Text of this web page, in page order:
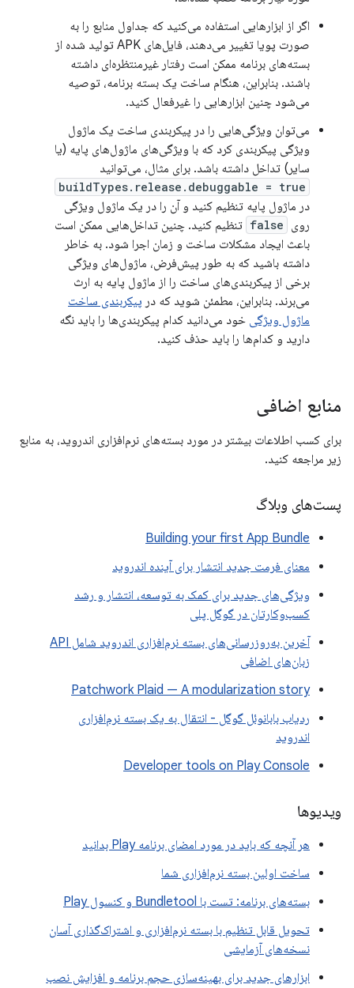
اگر از ابزارهایی استفاده می‌کنید که جداول منابع را به
صورت پویا تغییر می‌دهند، فایل‌های APK تولید شده از
بسته‌های برنامه ممکن است رفتار غیرمنتظره‌ای داشته
باشند. بنابراین، هنگام ساخت یک بسته برنامه، توصیه
می‌شود چنین ابزارهایی را غیرفعال کنید.
می‌توان ویژگی‌هایی را در پیکربندی ساخت یک ماژول
ویژگی پیکربندی کرد که با ویژگی‌های ماژول‌های پایه (یا
سایر) تداخل داشته باشد. برای مثال، می‌توانید
buildTypes.release.debuggable = true
در ماژول پایه تنظیم کنید و آن را در یک ماژول ویژگی
روی false تنظیم کنید. چنین تداخل‌هایی ممکن است
باعث ایجاد مشکلات ساخت و زمان اجرا شود. به خاطر
داشته باشید که به طور پیش‌فرض، ماژول‌های ویژگی
برخی از پیکربندی‌های ساخت را از ماژول پایه به ارث
می‌برند. بنابراین، مطمئن شوید که در پیکربندی ساخت
ماژول ویژگی خود می‌دانید کدام پیکربندی‌ها را باید نگه
دارید و کدام‌ها را باید حذف کنید.
منابع اضافی
برای کسب اطلاعات بیشتر در مورد بسته‌های نرم‌افزاری اندروید، به منابع
زیر مراجعه کنید.
پست‌های وبلاگ
Building your first App Bundle
معنای فرمت جدید انتشار برای آینده اندروید
ویژگی‌های جدید برای کمک به توسعه، انتشار و رشد
کسب‌وکارتان در گوگل پلی
آخرین به‌روزرسانی‌های بسته نرم‌افزاری اندروید شامل API
زبان‌های اضافی
Patchwork Plaid — A modularization story
ردیاب بابانوئل گوگل - انتقال به یک بسته نرم‌افزاری
اندروید
Developer tools on Play Console
ویدیوها
هر آنچه که باید در مورد امضای برنامه Play بدانید
ساخت اولین بسته نرم‌افزاری شما
بسته‌های برنامه: تست با Bundletool و کنسول Play
تحویل قابل تنظیم با بسته نرم‌افزاری و اشتراک‌گذاری آسان
نسخه‌های آزمایشی
ابزارهای جدید برای بهینه‌سازی حجم برنامه و افزایش نصب